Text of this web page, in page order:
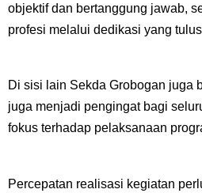
objektif dan bertanggung jawab,
profesi melalui dedikasi yang
Di sisi lain Sekda Grobogan juga
juga menjadi pengingat bagi
fokus terhadap pelaksanaan
Percepatan realisasi kegiatan